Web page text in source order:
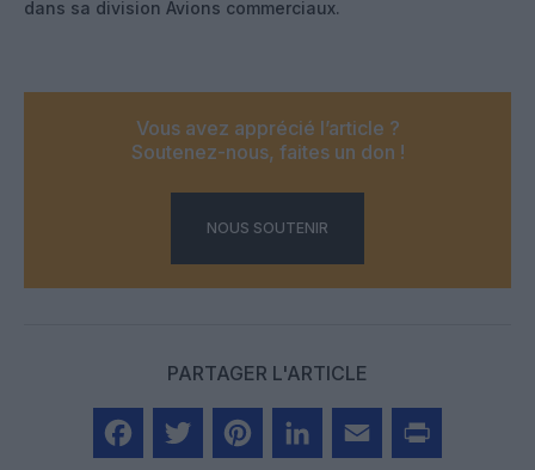
dans sa division Avions commerciaux.
Vous avez apprécié l’article ?
Soutenez-nous, faites un don !
NOUS SOUTENIR
PARTAGER L'ARTICLE